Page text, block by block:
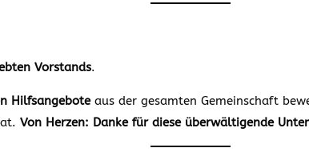
Vorstands.
Hilfsangeboteaus der gesamten Gemeinschaft
Von Herzen: Danke für diese überwältigende